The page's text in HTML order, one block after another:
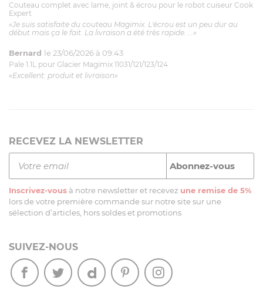
Couteau complet avec lame, joint & écrou pour le robot cuiseur Cook
Expert
«Je suis satisfaite du couteau Magimix. L'écrou est un peu dur au
début mais ça le fait. La livraison a été très rapide. ...»
Bernard le 23/06/2026 à 09:43
Pale 1.1L pour Glacier Magimix 11031/121/123/124
«Excellent: produit et livraison»
RECEVEZ LA NEWSLETTER
Inscrivez-vous à notre newsletter et recevez une remise de 5%
lors de votre première commande sur notre site sur une
sélection d’articles, hors soldes et promotions
SUIVEZ-NOUS